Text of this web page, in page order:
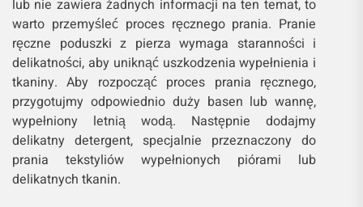
lub nie zawiera żadnych informacji na ten temat, to
warto przemyśleć proces ręcznego prania. Pranie
ręczne poduszki z pierza wymaga staranności i
delikatności, aby uniknąć uszkodzenia wypełnienia i
tkaniny. Aby rozpocząć proces prania ręcznego,
przygotujmy odpowiednio duży basen lub wannę,
wypełniony letnią wodą. Następnie dodajmy
delikatny detergent, specjalnie przeznaczony do
prania tekstyliów wypełnionych piórami lub
delikatnych tkanin.